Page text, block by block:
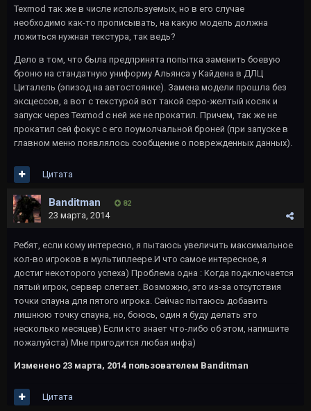
Texmod так же в числе используемых, но в его случае
необходимо как-то прописывать, на какую модель должна
ложиться нужная текстура, так ведь?
Дело в том, что была предпринята попытка заменить боевую
броню на стандатную униформу Альянса у Кайдена в ДЛЦ
Циталель (эпизод на автостоянке). Замена модели прошла без
эксцессов, а вот с текстурой вот такой серо-желтый косяк и
запуск через Texmod с ней же не прокатил. Причем, так же не
прокатил сей фокус с его поумолчальной броней (при запуске в
главном меню появлялось сообщение о поврежденных данных).
Цитата
Banditman 82
23 марта, 2014
Ребят, если кому интересно, я пытаюсь увеличить максимальное
кол-во игроков в мультиплеере.И что самое интересное, я
достиг некоторого успеха) Проблема одна : Когда подключается
пятый игрок, сервер слетает. Возможно, это из-за отсутствия
точки спауна для пятого игрока. Сейчас пытаюсь добавить
лишнюю точку спауна, но, боюсь, один я буду делать это
несколько месяцев) Если кто знает что-либо об этом, напишите
пожалуйста) Мне пригодится любая инфа)
Изменено 23 марта, 2014 пользователем Banditman
Цитата